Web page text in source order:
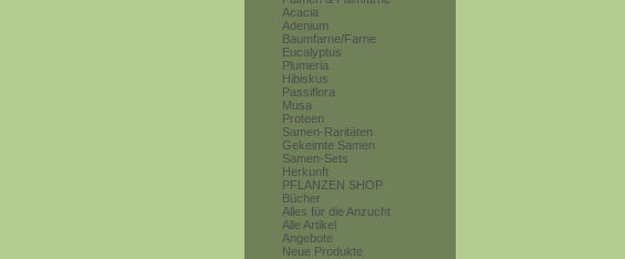
Acacia
Adenium
Baumfarne/Farne
Eucalyptus
Plumeria
Hibiskus
Passiflora
Musa
Proteen
Samen-Raritäten
Gekeimte Samen
Samen-Sets
Herkunft
PFLANZEN SHOP
Bücher
Alles für die Anzucht
Alle Artikel
Angebote
Neue Produkte